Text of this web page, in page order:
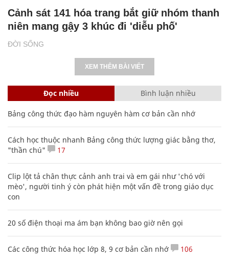
ĐỜI SỐNG
Cảnh sát 141 hóa trang bắt giữ nhóm thanh
niên mang gậy 3 khúc đi 'diễu phố'
XEM THÊM BÀI VIẾT
Đọc nhiều Bình luận nhiều
Bảng công thức đạo hàm nguyên hàm cơ bản cần nhớ
Cách học thuộc nhanh Bảng công thức lượng giác bằng thơ,
"thần chú"
17
Clip lột tả chân thực cảnh anh trai và em gái như 'chó với
mèo', người tinh ý còn phát hiện một vấn đề trong giáo dục
con
20 số điện thoại ma ám bạn không bao giờ nên gọi
Các công thức hóa học lớp 8, 9 cơ bản cần nhớ 106